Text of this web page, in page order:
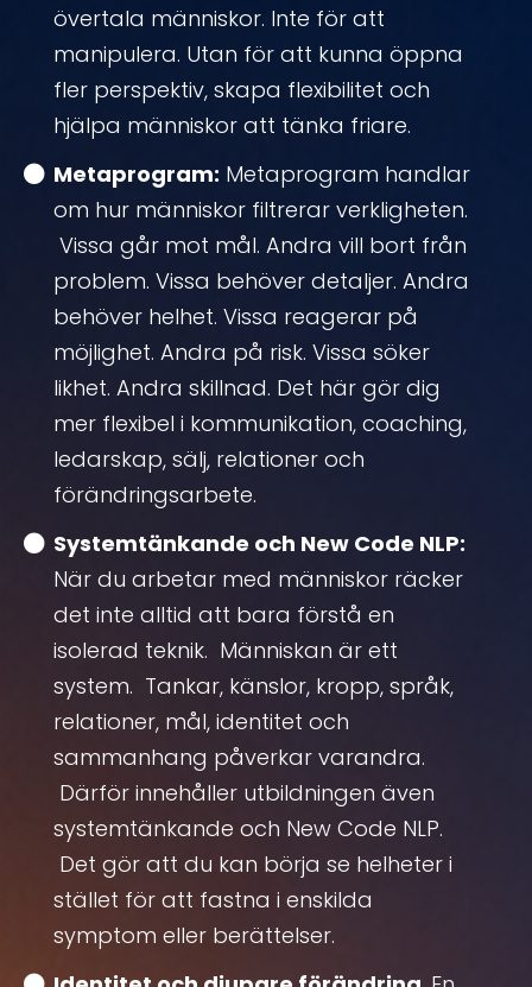
övertala människor. Inte för att
manipulera. Utan för att kunna öppna
fler perspektiv, skapa flexibilitet och
hjälpa människor att tänka friare.
Metaprogram: Metaprogram handlar
om hur människor filtrerar verkligheten.
Vissa går mot mål. Andra vill bort från
problem. Vissa behöver detaljer. Andra
behöver helhet. Vissa reagerar på
möjlighet. Andra på risk. Vissa söker
likhet. Andra skillnad. Det här gör dig
mer flexibel i kommunikation, coaching,
ledarskap, sälj, relationer och
förändringsarbete.
Systemtänkande och New Code NLP:
När du arbetar med människor räcker
det inte alltid att bara förstå en
isolerad teknik. Människan är ett
system. Tankar, känslor, kropp, språk,
relationer, mål, identitet och
sammanhang påverkar varandra.
Därför innehåller utbildningen även
systemtänkande och New Code NLP.
Det gör att du kan börja se helheter i
stället för att fastna i enskilda
symptom eller berättelser.